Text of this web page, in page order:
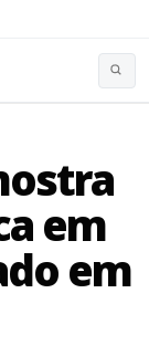
em
em